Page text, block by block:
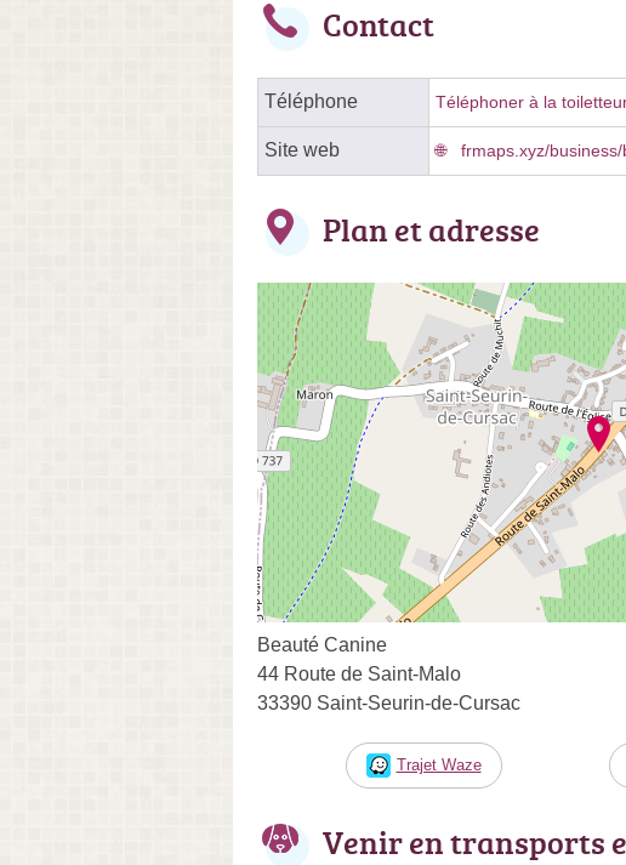
Contact
Téléphone Téléphoner à la
Site web frmaps.xyz/
Plan et adresse
Beauté Canine
44 Route de Saint-Malo
33390 Saint-Seurin-de-Cursac
Trajet Waze
Venir en transports